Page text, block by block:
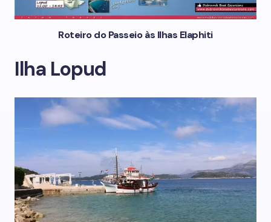
Roteiro do Passeio às Ilhas Elaphiti
Ilha Lopud